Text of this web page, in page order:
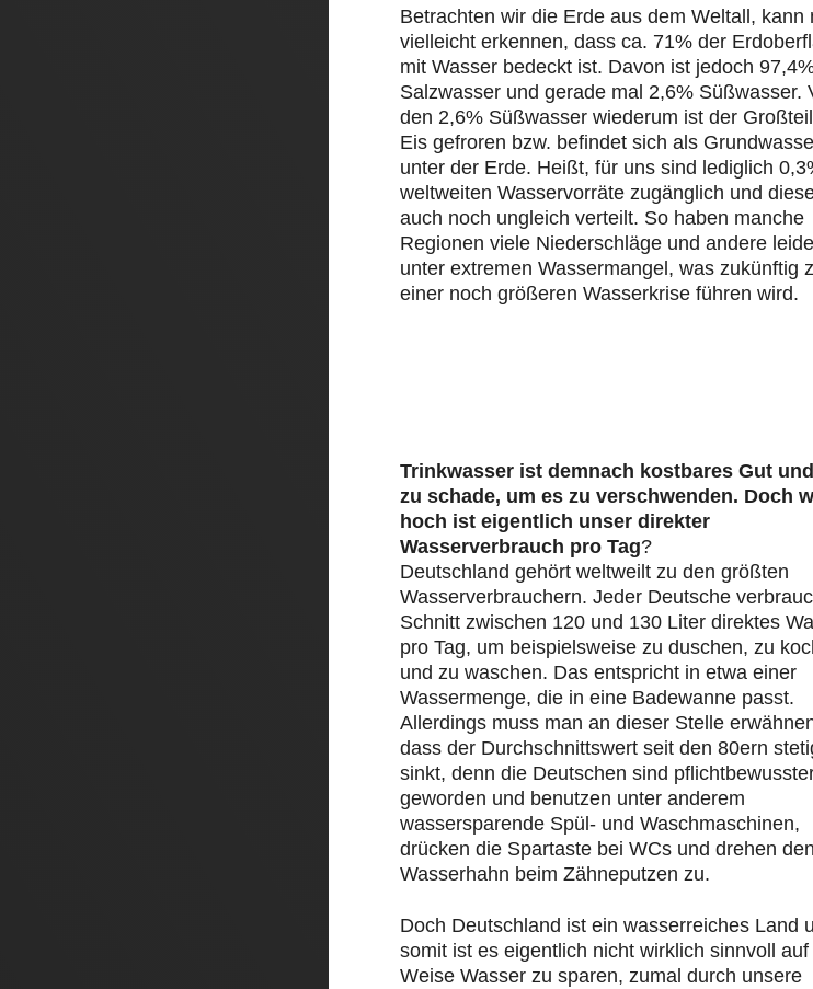
Betrachten wir die Erde aus dem Weltall, kann
vielleicht erkennen, dass ca. 71% der
mit Wasser bedeckt ist. Davon ist jedoch
Salzwasser und gerade mal 2,6% Süßwasser.
den 2,6% Süßwasser wiederum ist der
Eis gefroren bzw. befindet sich als
unter der Erde. Heißt, für uns sind lediglich
weltweiten Wasservorräte zugänglich und
auch noch ungleich verteilt. So haben manche
Regionen viele Niederschläge und andere
unter extremen Wassermangel, was zukünftig
einer noch größeren Wasserkrise führen wird.
Trinkwasser ist demnach kostbares Gut
zu schade, um es zu verschwenden. Doch
hoch ist eigentlich unser direkter
Wasserverbrauch pro Tag?
Deutschland gehört weltweilt zu den größten
Wasserverbrauchern. Jeder Deutsche
Schnitt zwischen 120 und 130 Liter direktes
pro Tag, um beispielsweise zu duschen, zu
und zu waschen. Das entspricht in etwa einer
Wassermenge, die in eine Badewanne passt.
Allerdings muss man an dieser Stelle
dass der Durchschnittswert seit den 80ern
sinkt, denn die Deutschen sind
geworden und benutzen unter anderem
wassersparende Spül- und Waschmaschinen,
drücken die Spartaste bei WCs und drehen den
Wasserhahn beim Zähneputzen zu.
Doch Deutschland ist ein wasserreiches Land
somit ist es eigentlich nicht wirklich sinnvoll
Weise Wasser zu sparen, zumal durch unsere